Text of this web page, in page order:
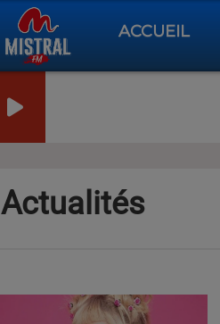
ACCUEIL
Actualités